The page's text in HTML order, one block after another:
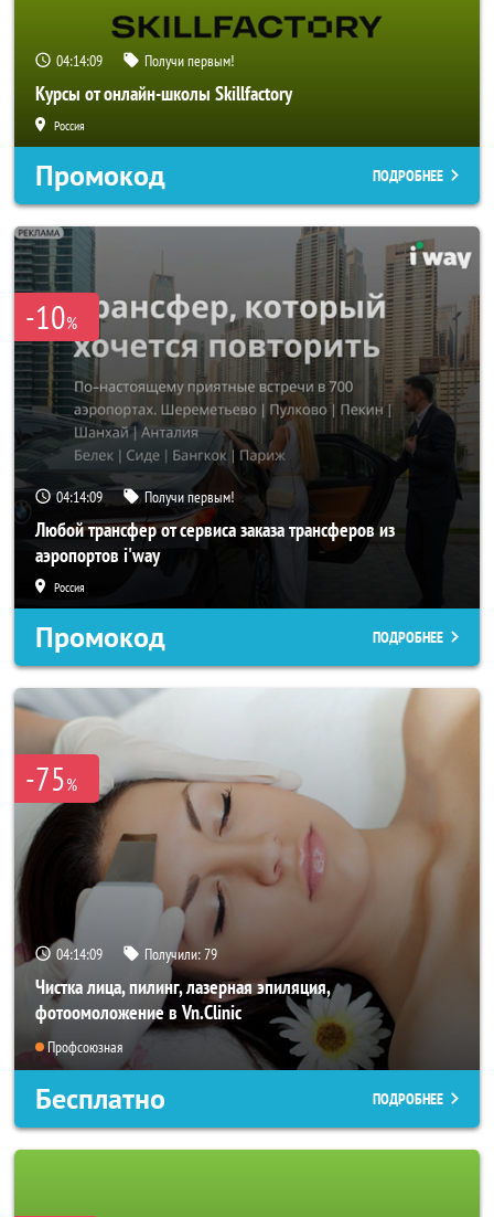
04:14:07 Получи первым!
Курсы от онлайн-школы Skillfactory
Россия
Промокод ПОДРОБНЕЕ
-10%
04:14:07 Получи первым!
Любой трансфер от сервиса заказа трансферов из
аэропортов i'way
Россия
Промокод ПОДРОБНЕЕ
-75%
04:14:07 Получили:79
Чистка лица, пилинг, лазерная эпиляция,
фотоомоложение в Vn.Clinic
Профсоюзная
Бесплатно ПОДРОБНЕЕ